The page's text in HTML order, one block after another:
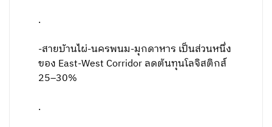
.
-สายบ้านไผ่-นครพนม-มุกดาหาร เป็นส่วนหนึ่ง
ของ East-West Corridor ลดต้นทุนโลจิสติกส์
25–30%
.